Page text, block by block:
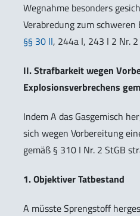
Wegnahme besonders
Verabredung zum schweren
§§ 30 II, 244a I, 243 I 2 Nr.
II. Strafbarkeit wegen
Explosionsverbrechens
Indem A das Gasgemisch
sich wegen Vorbereitung
gemäß § 310 I Nr. 2 StGB
1. Objektiver Tatbestand
A müsste Sprengstoff